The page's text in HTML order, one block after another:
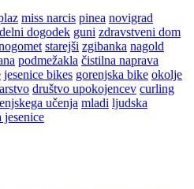
miss narcis pinea novigrad
dogodek guni zdravstveni dom
starejši zgibanka nagold
podmežakla čistilna naprava
jesenice bikes gorenjska bike okolje
društvo upokojencev curling
učenja mladi ljudska
jesenice